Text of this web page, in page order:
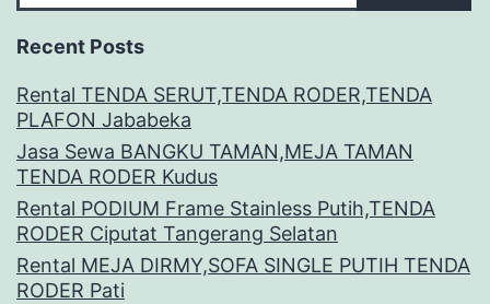
Recent Posts
Rental TENDA SERUT,TENDA RODER,TENDA
PLAFON Jababeka
Jasa Sewa BANGKU TAMAN,MEJA TAMAN
TENDA RODER Kudus
Rental PODIUM Frame Stainless Putih,TENDA
RODER Ciputat Tangerang Selatan
Rental MEJA DIRMY,SOFA SINGLE PUTIH TENDA
RODER Pati